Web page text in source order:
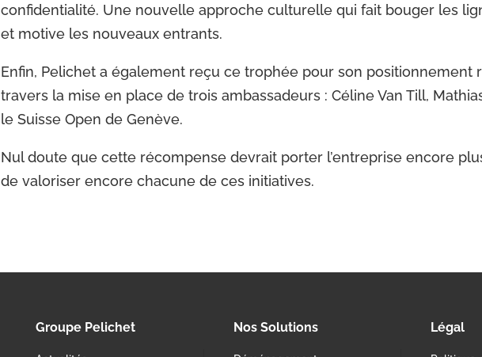
confidentialité. Une nouvelle approche culturelle qui fait bouger les
et motive les nouveaux entrants.
Enfin, Pelichet a également reçu ce trophée pour son positionnement
travers la mise en place de trois ambassadeurs : Céline Van Till,
le Suisse Open de Genève.
Nul doute que cette récompense devrait porter l’entreprise encore
de valoriser encore chacune de ces initiatives.
Groupe Pelichet Nos Solutions Légal